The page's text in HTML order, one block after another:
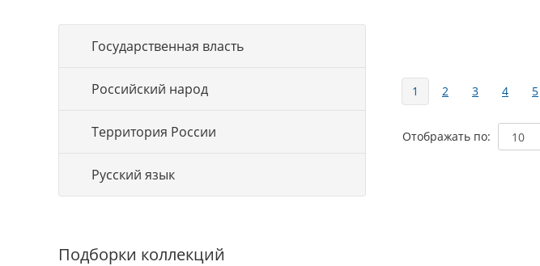
Государственная власть
Российский народ
Территория России
Русский язык
Подборки коллекций
Страницы
1 2 3 4 5
Отображать по